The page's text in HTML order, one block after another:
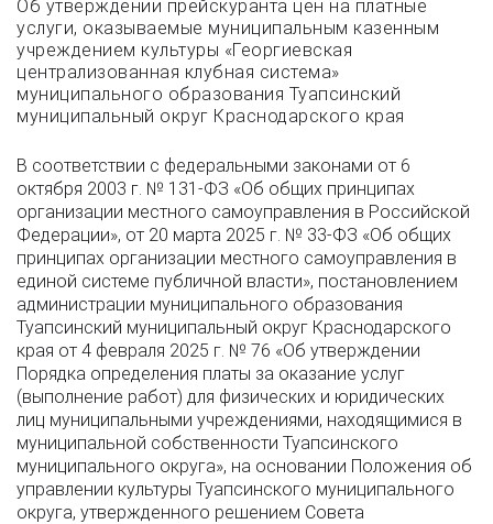
Об утверждении прейскуранта цен на платные
услуги, оказываемые муниципальным казенным
учреждением культуры «Георгиевская
централизованная клубная система»
муниципального образования Туапсинский
муниципальный округ Краснодарского края
В соответствии с федеральными законами от 6
октября 2003 г. № 131-ФЗ «Об общих принципах
организации местного самоуправления в Российской
Федерации», от 20 марта 2025 г. № 33-ФЗ «Об общих
принципах организации местного самоуправления в
единой системе публичной власти», постановлением
администрации муниципального образования
Туапсинский муниципальный округ Краснодарского
края от 4 февраля 2025 г. № 76 «Об утверждении
Порядка определения платы за оказание услуг
(выполнение работ) для физических и юридических
лиц муниципальными учреждениями, находящимися в
муниципальной собственности Туапсинского
муниципального округа», на основании Положения об
управлении культуры Туапсинского муниципального
округа, утвержденного решением Совета